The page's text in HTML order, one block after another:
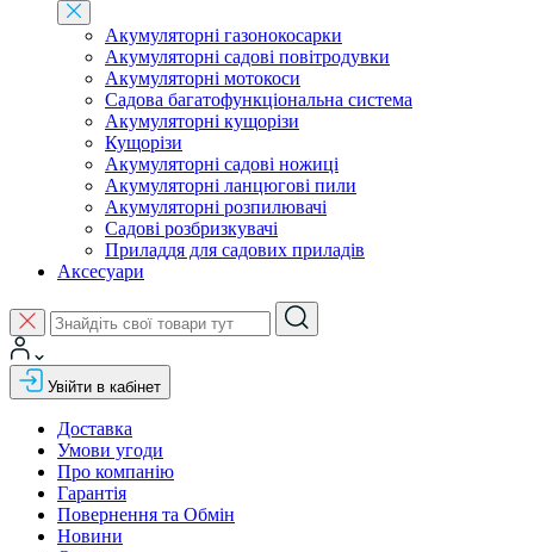
Акумуляторні газонокосарки
Акумуляторні садові повітродувки
Акумуляторні мотокоси
Садова багатофункціональна система
Акумуляторні кущорізи
Кущорізи
Акумуляторні садові ножиці
Акумуляторні ланцюгові пили
Акумуляторні розпилювачі
Садові розбризкувачі
Приладдя для садових приладів
Аксесуари
Увійти в кабінет
Доставка
Умови угоди
Про компанію
Гарантія
Повернення та Обмін
Новини